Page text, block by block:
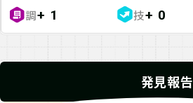
調+ 1 技+ 0
発見報告